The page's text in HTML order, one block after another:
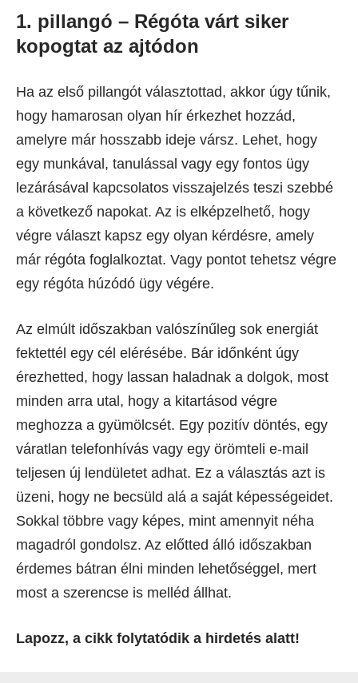
1. pillangó – Régóta várt siker
kopogtat az ajtódon
Ha az első pillangót választottad, akkor úgy tűnik,
hogy hamarosan olyan hír érkezhet hozzád,
amelyre már hosszabb ideje vársz. Lehet, hogy
egy munkával, tanulással vagy egy fontos ügy
lezárásával kapcsolatos visszajelzés teszi szebbé
a következő napokat. Az is elképzelhető, hogy
végre választ kapsz egy olyan kérdésre, amely
már régóta foglalkoztat. Vagy pontot tehetsz végre
egy régóta húzódó ügy végére.
Az elmúlt időszakban valószínűleg sok energiát
fektettél egy cél elérésébe. Bár időnként úgy
érezhetted, hogy lassan haladnak a dolgok, most
minden arra utal, hogy a kitartásod végre
meghozza a gyümölcsét. Egy pozitív döntés, egy
váratlan telefonhívás vagy egy örömteli e-mail
teljesen új lendületet adhat. Ez a választás azt is
üzeni, hogy ne becsüld alá a saját képességeidet.
Sokkal többre vagy képes, mint amennyit néha
magadról gondolsz. Az előtted álló időszakban
érdemes bátran élni minden lehetőséggel, mert
most a szerencse is melléd állhat.
Lapozz, a cikk folytatódik a hirdetés alatt!